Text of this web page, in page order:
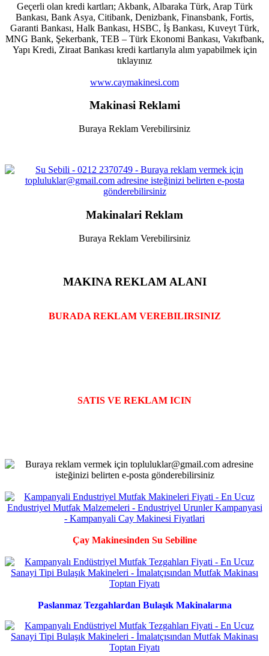
Geçerli olan kredi kartları; Akbank, Albaraka Türk, Arap Türk
Bankası, Bank Asya, Citibank, Denizbank, Finansbank, Fortis,
Garanti Bankası, Halk Bankası, HSBC, İş Bankası, Kuveyt Türk,
MNG Bank, Şekerbank, TEB – Türk Ekonomi Bankası, Vakıfbank,
Yapı Kredi, Ziraat Bankası kredi kartlarıyla alım yapabilmek için
tıklayınız
www.caymakinesi.com
Makinasi Reklami
Buraya Reklam Verebilirsiniz
Makinalari Reklam
Buraya Reklam Verebilirsiniz
MAKINA REKLAM ALANI
BURADA REKLAM VEREBILIRSINIZ
SATIS VE REKLAM ICIN
Çay Makinesinden Su Sebiline
Paslanmaz Tezgahlardan Bulaşık Makinalarına